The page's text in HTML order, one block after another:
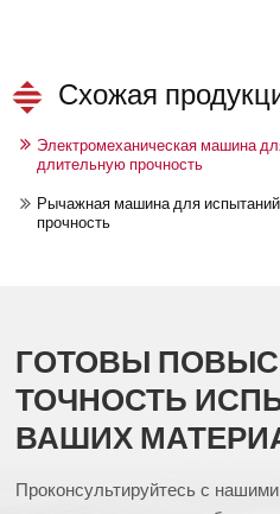
Схожая
Электромеханическая машина
длительную прочность
Рычажная машина для
прочность
ГОТОВЫ
ТОЧНОСТЬ
ВАШИХ
Проконсультируйтесь с